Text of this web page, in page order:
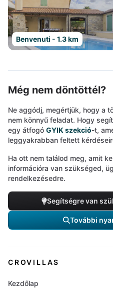
Benvenuti - 1.3 km
Még nem döntöttél?
Ne aggódj, megértjük, hogy a
nem könnyű feladat. Hogy
egy átfogó GYIK szekció-t,
leggyakrabban feltett
Ha ott nem találod meg, amit
információra van szükséged,
rendelkezésedre.
Segítségre van
További
CROVILLAS
Kezdőlap